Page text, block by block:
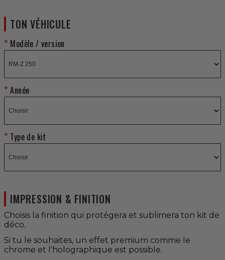
TON VÉHICULE
Modèle / version
Année
Type de kit
IMPRESSION & FINITION
Choisis la finition qui protégera et sublimera ton kit de
déco.
Si tu le souhaites, un effet premium comme le
chrome et l'holographique est possible.